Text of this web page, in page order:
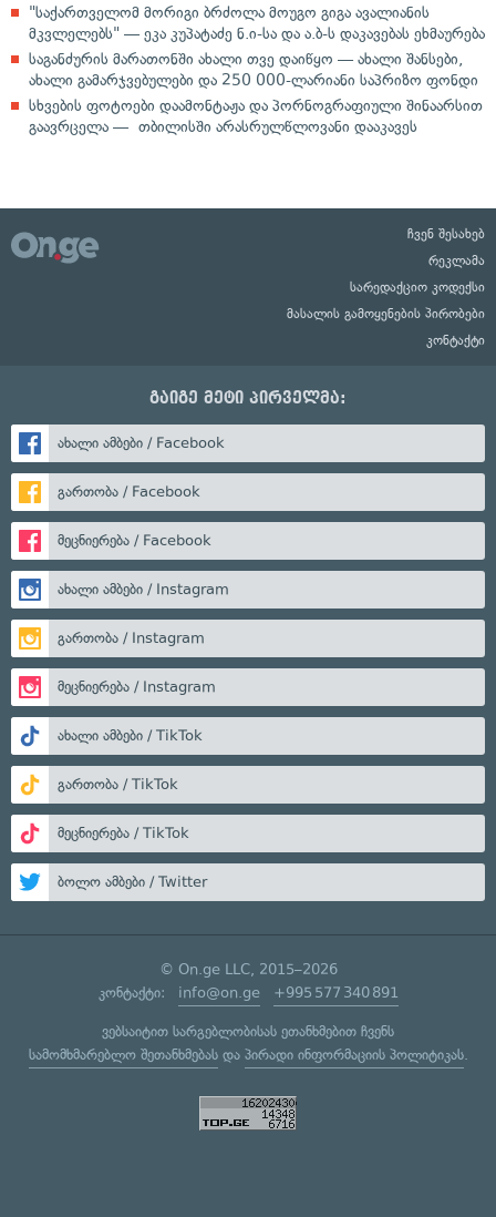
"საქართველომ მორიგი ბრძოლა მოუგო გიგა ავალიანის
მკვლელებს" — ეკა კუპატაძე ნ.ი-სა და ა.ბ-ს დაკავებას ეხმაურება
საგანძურის მარათონში ახალი თვე დაიწყო — ახალი შანსები,
ახალი გამარჯვებულები და 250 000-ლარიანი საპრიზო ფონდი
სხვების ფოტოები დაამონტაჟა და პორნოგრაფიული შინაარსით
გაავრცელა — თბილისში არასრულწლოვანი დააკავეს
ჩვენ შესახებ
რეკლამა
სარედაქციო კოდექსი
მასალის გამოყენების პირობები
კონტაქტი
გაიგე მეტი პირველმა:
ახალი ამბები / Facebook
გართობა / Facebook
მეცნიერება / Facebook
ახალი ამბები / Instagram
გართობა / Instagram
მეცნიერება / Instagram
ახალი ამბები / TikTok
გართობა / TikTok
მეცნიერება / TikTok
ბოლო ამბები / Twitter
© On.ge LLC, 2015–2026
კონტაქტი: info@on.ge +995 577 340 891
ვებსაიტით სარგებლობისას ეთანხმებით ჩვენს
სამომხმარებლო შეთანხმებასდა პირადი ინფორმაციის პოლიტიკას.